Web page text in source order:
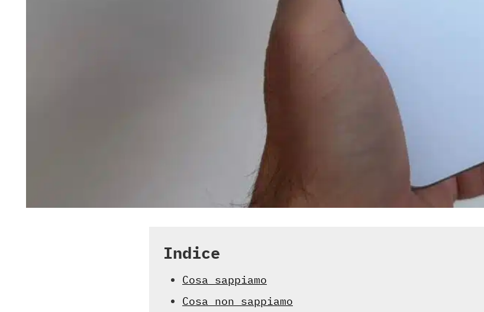
Indice
Cosa sappiamo
Cosa non sappiamo